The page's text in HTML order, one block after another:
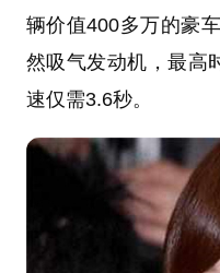
辆价值400多万的豪
然吸气发动机，最高
速仅需3.6秒。